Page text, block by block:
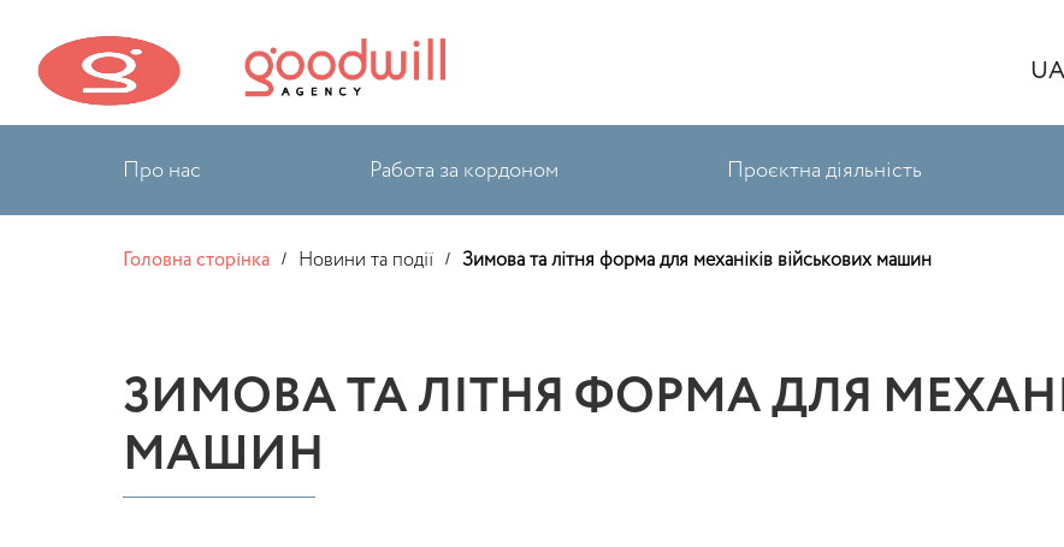
UA
Про нас Работа за кордоном Проєктна діяльність
Головна сторінка / Новини та події / Зимова та літня форма для механіків військових машин
ЗИМОВА ТА ЛІТНЯ ФОРМА ДЛЯ
МАШИН